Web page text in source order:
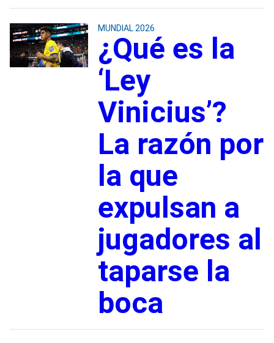
MUNDIAL 2026
¿Qué es la
‘Ley
Vinicius’?
La razón por
la que
expulsan a
jugadores al
taparse la
boca